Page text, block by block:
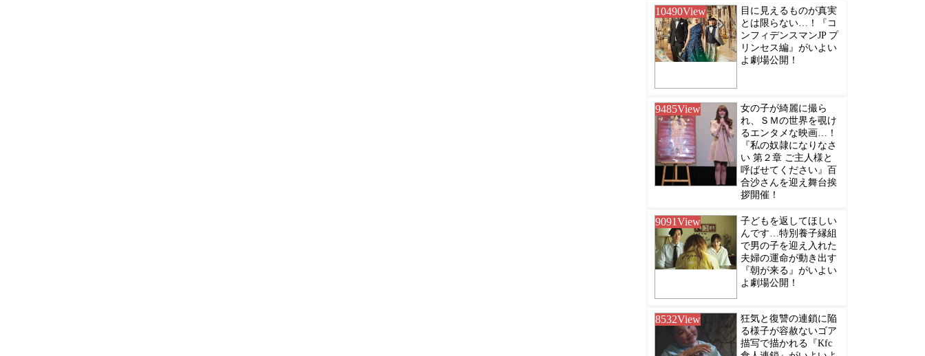
10490View
目に見えるものが真実
とは限らない…！『コ
ンフィデンスマンJP プ
リンセス編』がいよい
よ劇場公開！
9485View
女の子が綺麗に撮ら
れ、ＳＭの世界を覗け
るエンタメな映画…！
『私の奴隷になりなさ
い 第２章 ご主人様と
呼ばせてください』百
合沙さんを迎え舞台挨
拶開催！
9091View
子どもを返してほしい
んです…特別養子縁組
で男の子を迎え入れた
夫婦の運命が動き出す
『朝が来る』がいよい
よ劇場公開！
8532View
狂気と復讐の連鎖に陥
る様子が容赦ないゴア
描写で描かれる『Kfc